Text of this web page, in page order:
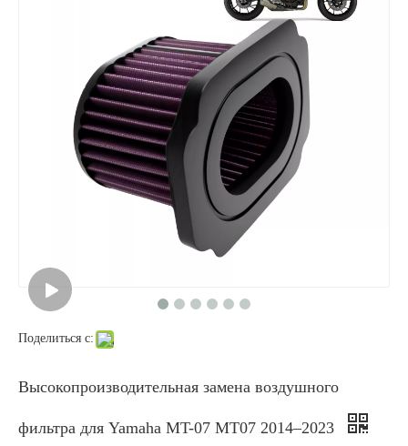
Поделиться с:
Высокопроизводительная замена воздушного
фильтра для Yamaha MT-07 MT07 2014–2023